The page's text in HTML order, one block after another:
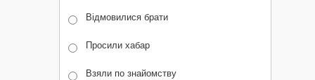
Відмовилися брати
Просили хабар
Взяли по знайомству